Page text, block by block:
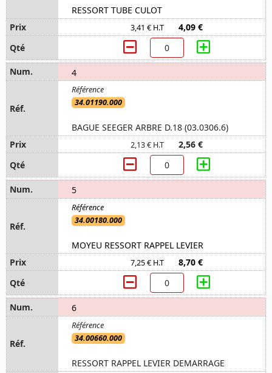
RESSORT TUBE CULOT
3,41 € H.T 4,09 €
4
34.01190.000
BAGUE SEEGER ARBRE D.18 (03.0306.6)
2,13 € H.T 2,56 €
5
34.00180.000
MOYEU RESSORT RAPPEL LEVIER
7,25 € H.T 8,70 €
6
34.00660.000
RESSORT RAPPEL LEVIER DEMARRAGE